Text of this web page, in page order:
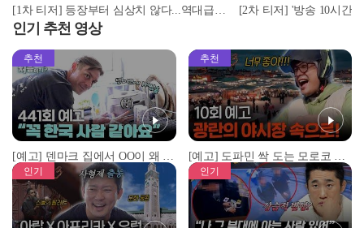
[1차 티저] 등장부터 심상치 않다...역대급 입담 ○○○, 엠스플 입성 #베이스볼런치 #스톡킹 #이벤트
인기 추천 영상
추천
[예고] 덴마크 집에서 OO이 왜 나와...? 이상할 정도로 한국을 사랑하는 우리 형을 제보합니다!
추천
[예고] 도파민 싹 도는 모로코 야시장 투어!
인기 인기